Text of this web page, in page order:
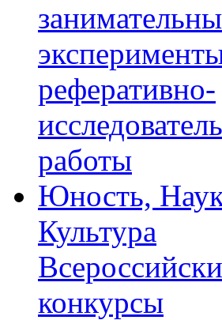
реферативно-
работы
Юность,
Культура
конкурсы